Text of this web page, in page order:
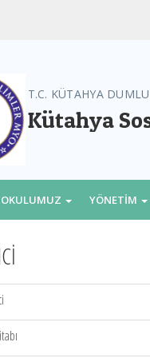
T.C. KÜTAHYA
Kütahya
OKULUMUZ YÖNETİM